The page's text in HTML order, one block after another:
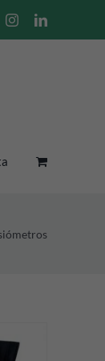
InstagramLinkedIn